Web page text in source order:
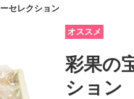
セレクション
オススメ
彩果の
ション